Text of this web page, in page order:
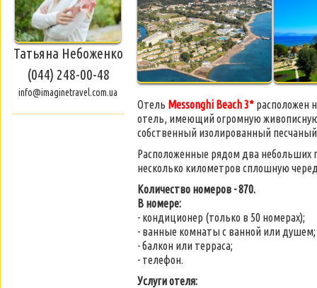
Татьяна Небоженко
(044) 248-00-48
info@imaginetravel.com.ua
Отель Messonghi Beach 3* расположен
отель, имеющий огромную
собственный изолированный
Расположенные рядом два небольших
несколько километров сплошную
Количество номеров - 870.
В номере:
- кондиционер (только в 50 номерах);
- ванные комнаты с ванной или душем;
- балкон или терраса;
- телефон.
Услуги отеля: